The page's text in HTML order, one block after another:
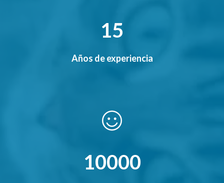
15
Años de experiencia
10000